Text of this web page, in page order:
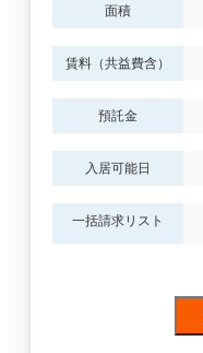
面積
賃料（共益費含）
預託金
入居可能日
一括請求リスト